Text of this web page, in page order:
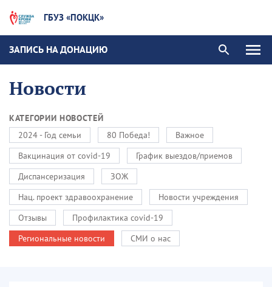
ГБУЗ «ПОКЦК»
ЗАПИСЬ НА ДОНАЦИЮ
Новости
КАТЕГОРИИ НОВОСТЕЙ
2024 - Год семьи
80 Победа!
Важное
Вакцинация от covid-19
График выездов/приемов
Диспансеризация
ЗОЖ
Нац. проект здравоохранение
Новости учреждения
Отзывы
Профилактика covid-19
Региональные новости
СМИ о нас